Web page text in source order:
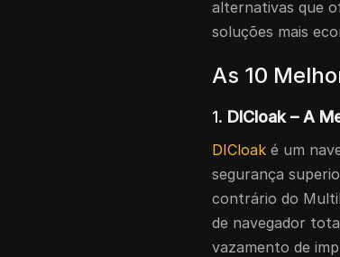
alternativas que
soluções mais
As 10
1. DICloak – A
DICloak é um
segurança
contrário do
de navegador
vazamento de